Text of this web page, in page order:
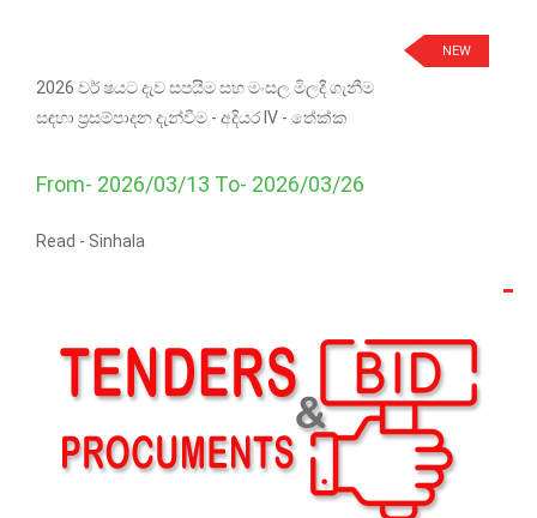
NEW
2026 වර් ෂයට දැව සපයීම සහ මංසල මිලදී ගැනීම
සඳහා ප්‍රසම්පාදන දැන්වීම - අදියර IV - තේක්ක
From- 2026/03/13 To- 2026/03/26
Read - Sinhala